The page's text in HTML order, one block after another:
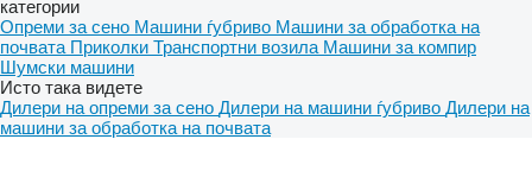
категории
Опреми за сено Машини ѓубриво Машини за обработка на
почвата Приколки Транспортни возила Машини за компир
Шумски машини
Исто така видете
Дилери на опреми за сено Дилери на машини ѓубриво Дилери на
машини за обработка на почвата